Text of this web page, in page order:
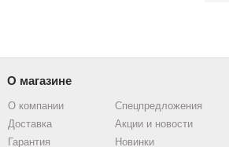
О магазине
О компании
Доставка
Гарантия
Спецпредложения
Акции и новости
Новинки